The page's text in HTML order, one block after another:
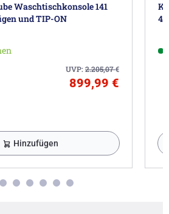
Waschtischkonsole 141
und TIP-ON
UVP:2.205,07€
899,99 €
Hinzufügen